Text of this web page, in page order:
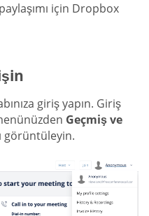
için Dropbox
giriş yapın. Giriş
Geçmiş ve
görüntüleyin.